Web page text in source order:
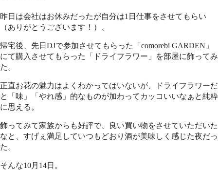
昨日は会社はお休みだったが自分は1日仕事をさせてもらい
（ありがとうございます！）、
帰宅後、先日DJで参加させてもらった「comorebi GARDEN」
にて購入させてもらった「ドライフラワー」を部屋に飾ってみ
た。
正直お花の魅力はよくわかってはいないが、ドライフラワーだ
と「味」「やれ感」的なものが加わってカッコいいなぁと純粋
に思える。
飾ってみて家族からも好評で、良い買い物をさせていただいた
なと、すげぇ満足していつもどおり酒が美味しく感じた夜だっ
た。
そんな10月14日。